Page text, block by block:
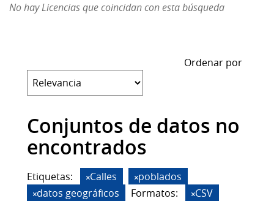
No hay Licencias que coincidan con esta búsqueda
Ordenar por
Conjuntos de datos no
encontrados
Etiquetas: Calles
poblados
datos geográficos
Formatos:
CSV